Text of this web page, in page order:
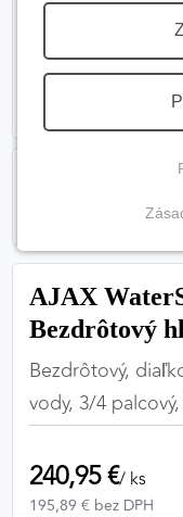
AJAX
Bezdrôtový
Bezdrôtový,
vody, 3/4
240,95 €/ ks
195,89 € bez DPH
(vždy aktívne,
Tieto cookies
webovej
zabezpečiť jej
Nevyhnutné